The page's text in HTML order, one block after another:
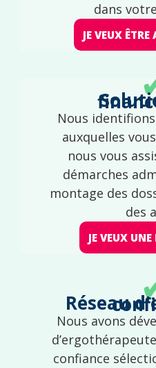
dans
JE VEUX
Solutions
Nous
auxquelles
nous vous
démarches
montage des
des
JE VEUX
Réseau
Nous avons
confiance